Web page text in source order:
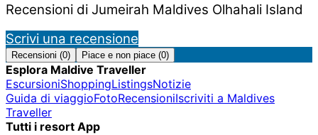
Recensioni di Jumeirah Maldives Olhahali Island
Scrivi una recensione
Recensioni (0) Piace e non piace (0)
Esplora Maldive Traveller
EscursioniShoppingListingsNotizie
Guida di viaggioFotoRecensioniIscriviti a Maldives
Traveller
Tutti i resort App